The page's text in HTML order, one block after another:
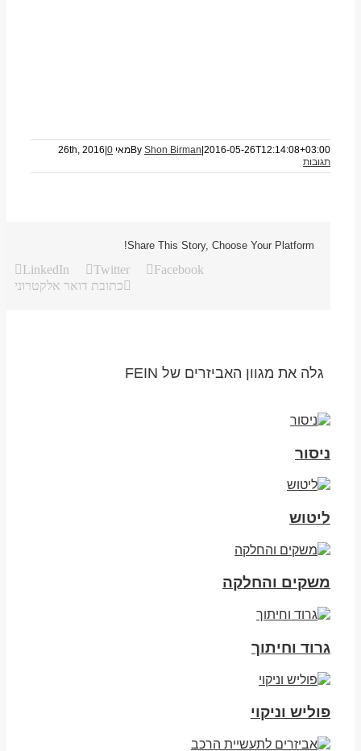
By Shon Birman 2016-05-26T12:14:08+03:00 מאי 26th, 2016 0
תגובות
Share This Story, Choose Your Platform!
Facebook
Twitter
LinkedIn
כתובת דואר אלקטרוני
גלה את מגוון האביזרים של FEIN
ניסור
ליטוש
משקים והחלקה
גרוד וחיתוך
פוליש וניקוי